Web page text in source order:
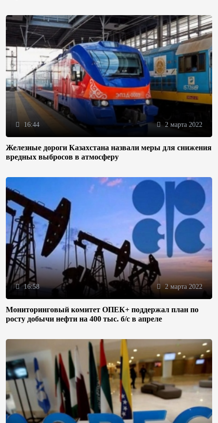
16:44 2 марта 2022
Железные дороги Казахстана назвали меры для снижения
вредных выбросов в атмосферу
16:58 2 марта 2022
Мониторинговый комитет ОПЕК+ поддержал план по
росту добычи нефти на 400 тыс. б/с в апреле